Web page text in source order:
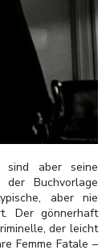
sind aber seine
Buchvorlage
aber nie
Der gönnerhaft
der leicht
Femme Fatale –